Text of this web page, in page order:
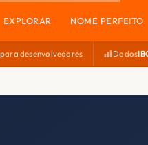
EXPLORAR NOME PERFEITO
para desenvolvedores Dados